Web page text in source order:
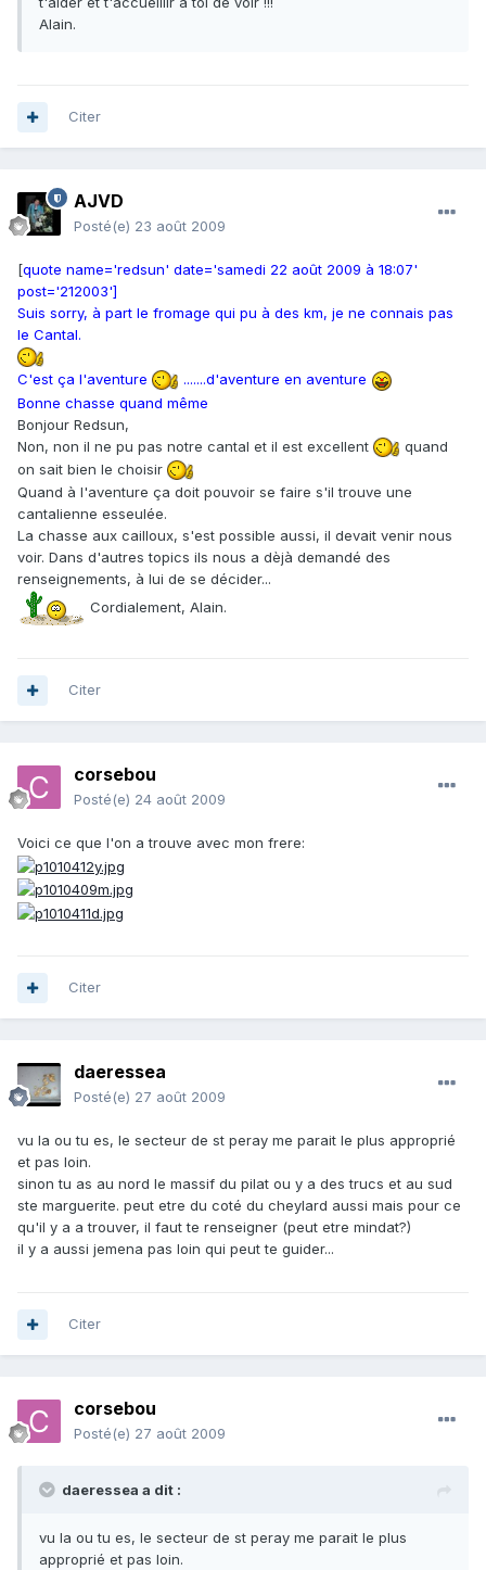
Alain.
Citer
AJVD
Posté(e) 23 août 2009
[quote name='redsun' date='samedi 22 août 2009 à 18:07'
post='212003']
Suis sorry, à part le fromage qui pu à des km, je ne connais pas
le Cantal.
C'est ça l'aventure
.......d'aventure en aventure
Bonne chasse quand même
Bonjour Redsun,
Non, non il ne pu pas notre cantal et il est excellent
quand
on sait bien le choisir
Quand à l'aventure ça doit pouvoir se faire s'il trouve une
cantalienne esseulée.
La chasse aux cailloux, s'est possible aussi, il devait venir nous
voir. Dans d'autres topics ils nous a dèjà demandé des
renseignements, à lui de se décider...
Cordialement, Alain.
Citer
corsebou
Posté(e) 24 août 2009
Voici ce que l'on a trouve avec mon frere:
Citer
daeressea
Posté(e) 27 août 2009
vu la ou tu es, le secteur de st peray me parait le plus approprié
et pas loin.
sinon tu as au nord le massif du pilat ou y a des trucs et au sud
ste marguerite. peut etre du coté du cheylard aussi mais pour ce
qu'il y a a trouver, il faut te renseigner (peut etre mindat?)
il y a aussi jemena pas loin qui peut te guider...
Citer
corsebou
Posté(e) 27 août 2009
daeressea a dit :
vu la ou tu es, le secteur de st peray me parait le plus
approprié et pas loin.